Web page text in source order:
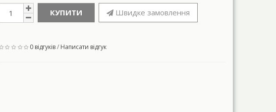
КУПИТИ Швидке замовлення
0 відгуків/ Написати відгук